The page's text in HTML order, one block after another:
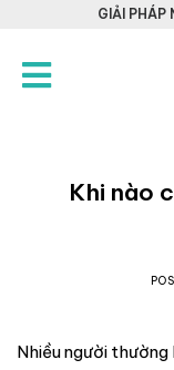
GIẢI PHÁP
Khi nào
Nhiều người